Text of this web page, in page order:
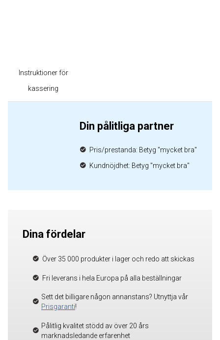
Instruktioner för
kassering
Din pålitliga partner
Pris/prestanda: Betyg "mycket bra"
Kundnöjdhet: Betyg "mycket bra"
Dina fördelar
Över 35 000 produkter i lager och redo att skickas
Fri leverans i hela Europa på alla beställningar
Sett det billigare någon annanstans? Utnyttja vår
Prisgaranti!
Pålitlig kvalitet stödd av över 20 års
marknadsledande erfarenhet